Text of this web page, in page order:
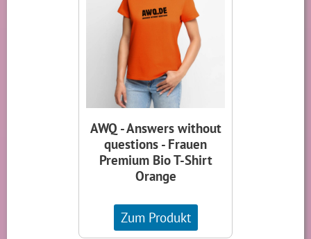
AWQ - Answers without
questions - Frauen
Premium Bio T-Shirt
Orange
Zum Produkt